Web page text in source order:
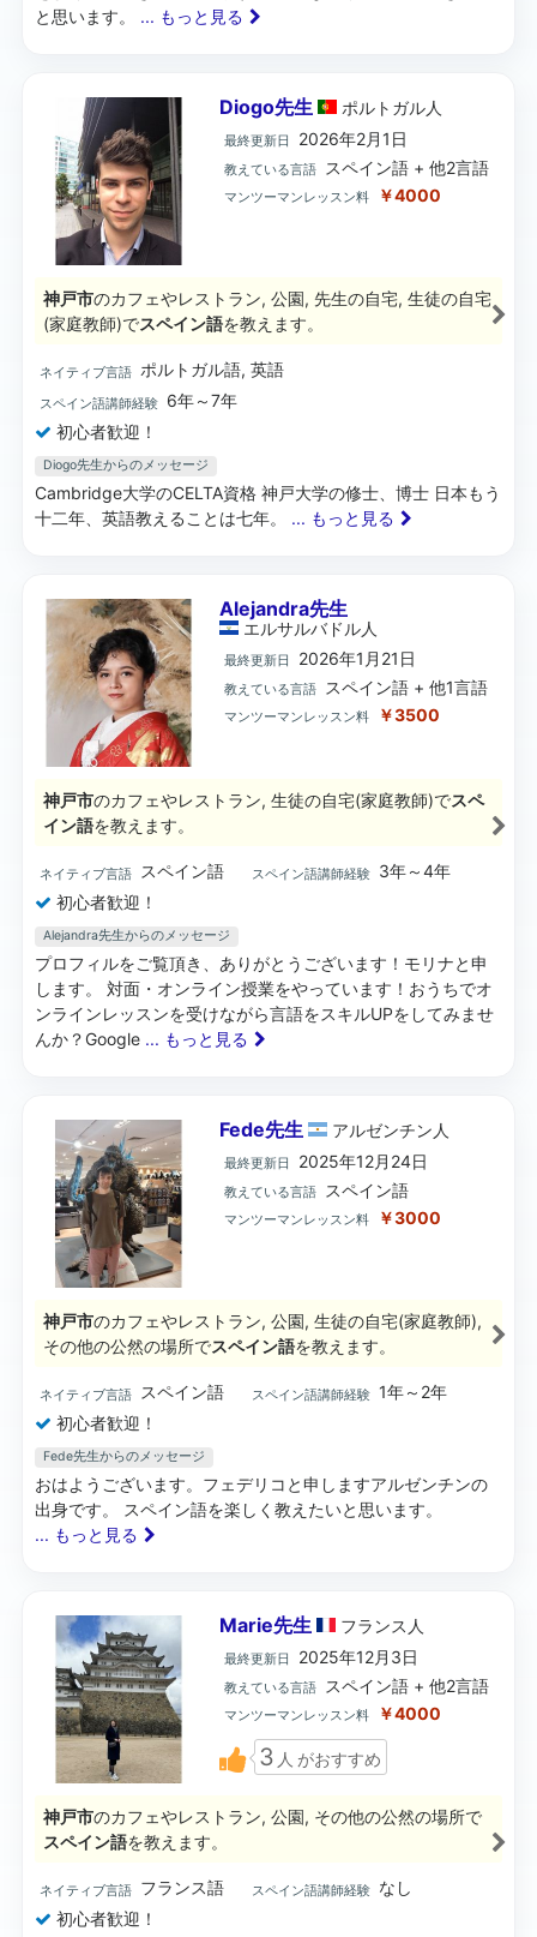
と思います。 ... もっと見る
Diogo先生 ポルトガル人
最終更新日 2026年2月1日
教えている言語 スペイン語 + 他2言語
マンツーマンレッスン料 ￥4000
神戸市のカフェやレストラン, 公園, 先生の自宅, 生徒の自宅
(家庭教師)でスペイン語を教えます。
ネイティブ言語 ポルトガル語, 英語
スペイン語講師経験
6年～7年
初心者歓迎！
Diogo先生からのメッセージ
Cambridge大学のCELTA資格 神戸大学の修士、博士 日本もう
十二年、英語教えることは七年。 ... もっと見る
Alejandra先生
エルサルバドル人
最終更新日 2026年1月21日
教えている言語 スペイン語 + 他1言語
マンツーマンレッスン料 ￥3500
神戸市のカフェやレストラン, 生徒の自宅(家庭教師)でスペ
イン語を教えます。
ネイティブ言語 スペイン語 スペイン語講師経験
3年～4年
初心者歓迎！
Alejandra先生からのメッセージ
プロフィルをご覧頂き、ありがとうございます！モリナと申
します。 対面・オンライン授業をやっています！おうちでオ
ンラインレッスンを受けながら言語をスキルUPをしてみませ
んか？Google ... もっと見る
Fede先生 アルゼンチン 人
最終更新日 2025年12月24日
教えている言語 スペイン語
マンツーマンレッスン料 ￥3000
神戸市のカフェやレストラン, 公園, 生徒の自宅(家庭教師),
その他の公然の場所でスペイン語を教えます。
ネイティブ言語 スペイン語 スペイン語講師経験 1年～2年
初心者歓迎！
Fede先生からのメッセージ
おはようございます。フェデリコと申しますアルゼンチンの
出身です。 スペイン語を楽しく教えたいと思います。
... もっと見る
Marie先生 フランス 人
最終更新日 2025年12月3日
教えている言語 スペイン語 + 他2言語
マンツーマンレッスン料 ￥4000
3 人 がおすすめ
神戸市のカフェやレストラン, 公園, その他の公然の場所で
スペイン語を教えます。
ネイティブ言語 フランス語 スペイン語講師経験
なし
初心者歓迎！